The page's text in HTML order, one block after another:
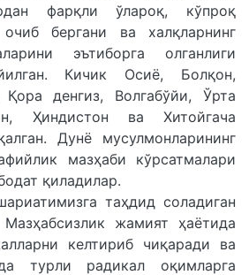
фарқли ўлароқ, кўпроқ
бергани ва халқларнинг
эътиборга олганлиги
Кичик Осиё, Болқон,
денгиз, Волгабўйи, Ўрта
Ҳиндистон ва Хитойгача
Дунё мусулмонларининг
мазҳаби кўрсатмалари
қиладилар.
таҳдид соладиган
жамият ҳаётида
келтириб чиқаради ва
турли радикал оқимларга